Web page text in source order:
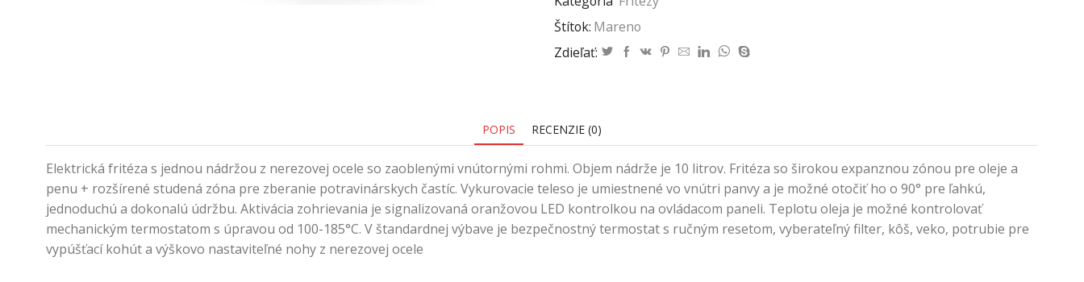
Štítok: Mareno
Zdieľať:
POPIS RECENZIE (0)
Elektrická fritéza s jednou nádržou z nerezovej ocele so zaoblenými vnútornými rohmi. Objem nádrže je 10 litrov. Fritéza so širokou expanznou zónou pre oleje a
penu + rozšírené studená zóna pre zberanie potravinárskych častíc. Vykurovacie teleso je umiestnené vo vnútri panvy a je možné otočiť ho o 90° pre ľahkú,
jednoduchú a dokonalú údržbu. Aktivácia zohrievania je signalizovaná oranžovou LED kontrolkou na ovládacom paneli. Teplotu oleja je možné kontrolovať
mechanickým termostatom s úpravou od 100-185°C. V štandardnej výbave je bezpečnostný termostat s ručným resetom, vyberateľný filter, kôš, veko, potrubie pre
vypúšťací kohút a výškovo nastaviteľné nohy z nerezovej ocele